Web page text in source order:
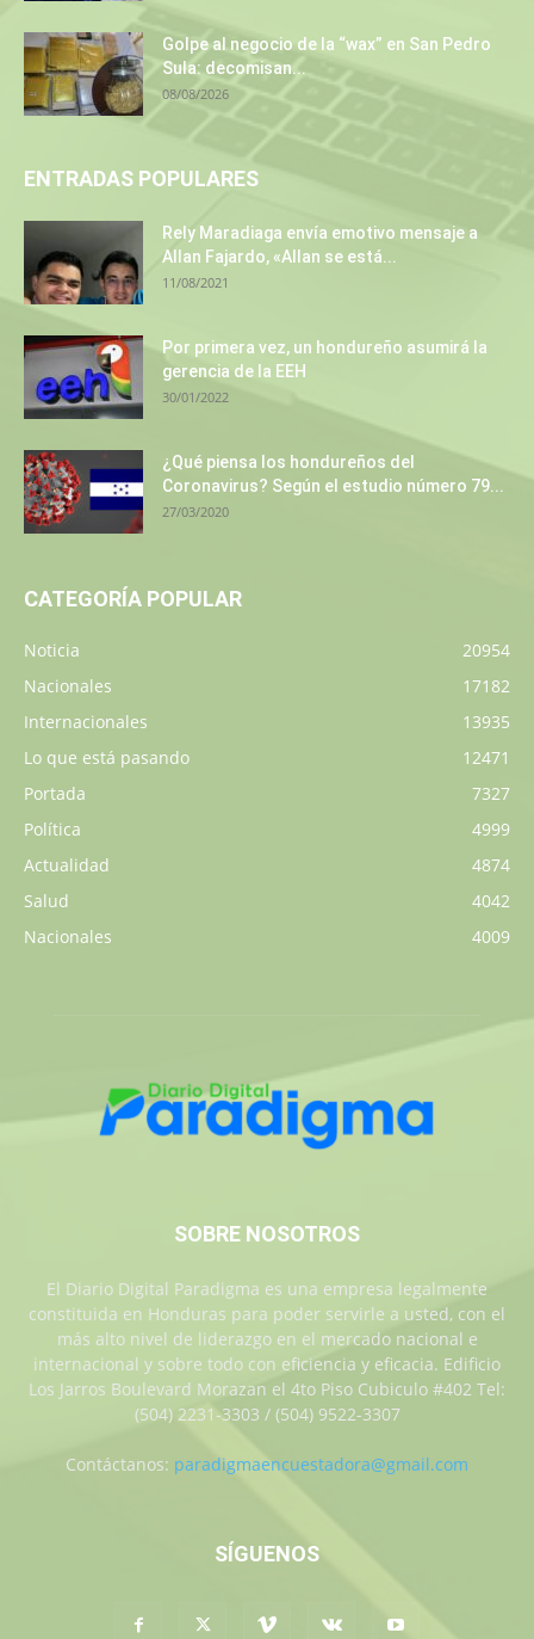
Golpe al negocio de la “wax” en San Pedro
Sula: decomisan...
08/08/2026
ENTRADAS POPULARES
Rely Maradiaga envía emotivo mensaje a
Allan Fajardo, «Allan se está...
11/08/2021
Por primera vez, un hondureño asumirá la
gerencia de la EEH
30/01/2022
¿Qué piensa los hondureños del
Coronavirus? Según el estudio número 79...
27/03/2020
CATEGORÍA POPULAR
Noticia
20954
Nacionales
17182
Internacionales
13935
Lo que está pasando
12471
Portada
7327
Política
4999
Actualidad
4874
Salud
4042
Nacionales
4009
SOBRE NOSOTROS
El Diario Digital Paradigma es una empresa legalmente
constituida en Honduras para poder servirle a usted, con el
más alto nivel de liderazgo en el mercado nacional e
internacional y sobre todo con eficiencia y eficacia. Edificio
Los Jarros Boulevard Morazan el 4to Piso Cubiculo #402 Tel:
(504) 2231-3303 / (504) 9522-3307
Contáctanos: paradigmaencuestadora@gmail.com
SÍGUENOS